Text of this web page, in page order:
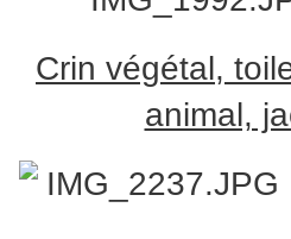
Crin végétal,
animal,